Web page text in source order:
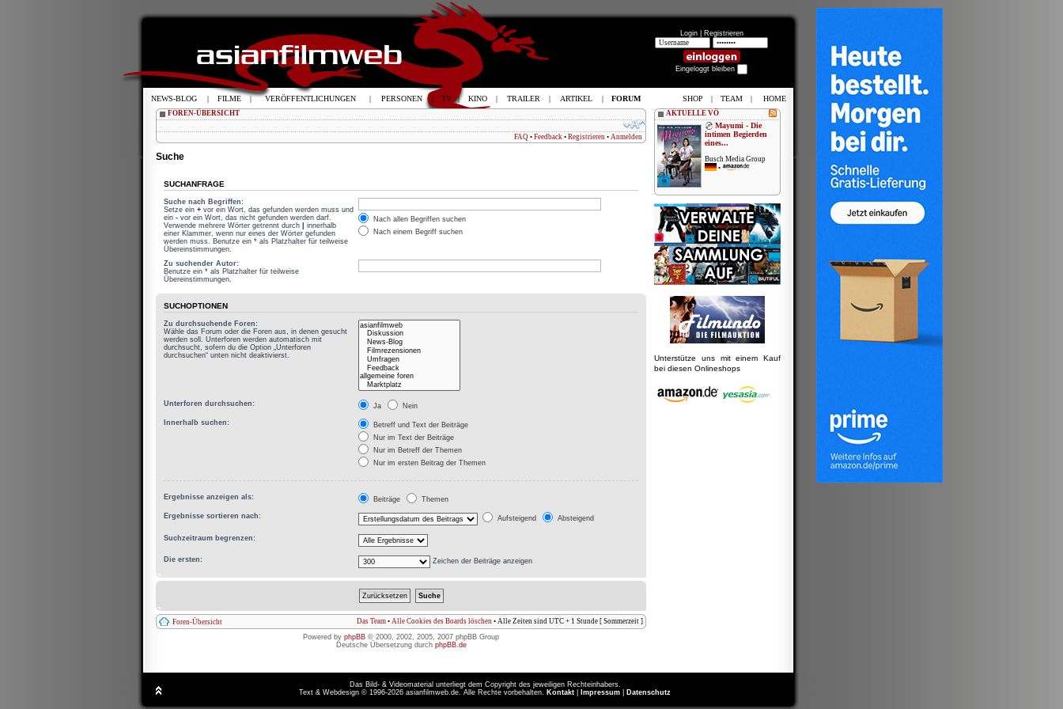
Login | Registrieren
Eingeloggt bleiben
FOREN-ÜBERSICHT
FAQ • Feedback • Registrieren • Anmelden
Suche
SUCHANFRAGE
Suche nach Begriffen:
Setze ein + vor ein Wort, das gefunden werden muss und
ein - vor ein Wort, das nicht gefunden werden darf.
Verwende mehrere Wörter getrennt durch
innerhalb
einer Klammer, wenn nur eines der Wörter gefunden
werden muss. Benutze ein * als Platzhalter für teilweise
Übereinstimmungen.
Nach allen Begriffen suchen
Nach einem Begriff suchen
Zu suchender Autor:
Benutze ein * als Platzhalter für teilweise
Übereinstimmungen.
SUCHOPTIONEN
Zu durchsuchende Foren:
Wähle das Forum oder die Foren aus, in denen gesucht
werden soll. Unterforen werden automatisch mit
durchsucht, sofern du die Option „Unterforen
durchsuchen“ unten nicht deaktivierst.
Unterforen durchsuchen: Ja Nein
Innerhalb suchen:
Betreff und Text der Beiträge
Nur im Text der Beiträge
Nur im Betreff der Themen
Nur im ersten Beitrag der Themen
Ergebnisse anzeigen als: Beiträge Themen
Ergebnisse sortieren nach: Aufsteigend Absteigend
Suchzeitraum begrenzen:
Die ersten: Zeichen der Beiträge anzeigen
Foren-Übersicht Das Team • Alle Cookies des Boards löschen • Alle Zeiten sind UTC + 1 Stunde [ Sommerzeit ]
Powered by phpBB © 2000, 2002, 2005, 2007 phpBB Group
Deutsche Übersetzung durch phpBB.de
AKTUELLE VÖ
Mayumi - Die
intimen Begierden
eines...
Busch Media Group
•
Unterstütze uns mit einem Kauf
bei diesen Onlineshops
Das Bild- & Videomaterial unterliegt dem Copyright des jeweiligen Rechteinhabers.
Text & Webdesign © 1996-2026 asianfilmweb.de. Alle Rechte vorbehalten. Kontakt Impressum Datenschutz
NEWS-BLOG | FILME | VERÖFFENTLICHUNGEN | PERSONEN | TV | KINO | TRAILER | ARTIKEL | FORUM SHOP | TEAM | HOME